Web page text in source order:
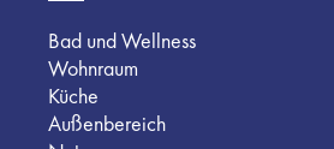
Bad und Wellness
Wohnraum
Küche
Außenbereich